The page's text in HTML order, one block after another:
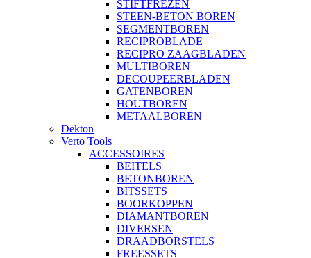
STIFTFREZEN
STEEN-BETON BOREN
SEGMENTBOREN
RECIPROBLADE
RECIPRO ZAAGBLADEN
MULTIBOREN
DECOUPEERBLADEN
GATENBOREN
HOUTBOREN
METAALBOREN
Dekton
Verto Tools
ACCESSOIRES
BEITELS
BETONBOREN
BITSSETS
BOORKOPPEN
DIAMANTBOREN
DIVERSEN
DRAADBORSTELS
FREESSETS